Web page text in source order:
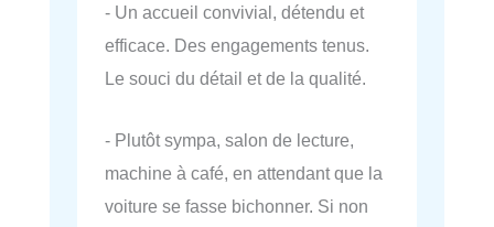
- Un accueil convivial, détendu et
efficace. Des engagements tenus.
Le souci du détail et de la qualité.
- Plutôt sympa, salon de lecture,
machine à café, en attendant que la
voiture se fasse bichonner. Si non